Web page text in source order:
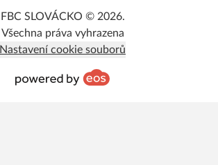
FBC SLOVÁCKO © 2026.
Všechna práva vyhrazena
Nastavení cookie souborů